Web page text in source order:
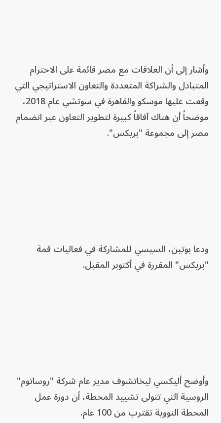
وأشار إلى أن العلاقات مع مصر قائمة على الاحترام
المتبادل والشراكة المتعددة والتعاون الاستراتيجي التي
وقعت عليها موسكو والقاهرة في سوتشي عام 2018،
موضحاً أن هناك آفاقاً كبيرة لتطوير التعاون عبر انضمام
مصر إلى مجموعة "بريكس".
ودعا بوتين، السيسي للمشاركة في فعاليات قمة
"بريكس" المقررة في أكتوبر المقبل.
وأوضح أليكسي ليخاتشوف مدير عام شركة "روساتوم"
الروسية التي تتولى تشييد المحطة، أن دورة عمل
المحطة النووية تقترب من 100 عام.